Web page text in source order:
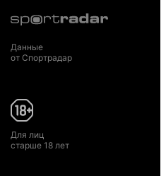
Данные
от Спортрадар
Для лиц
старше 18 лет